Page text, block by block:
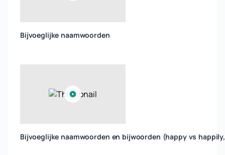
Bijvoeglijke naamwoorden
Bijvoeglijke naamwoorden en bijwoorden (happy vs